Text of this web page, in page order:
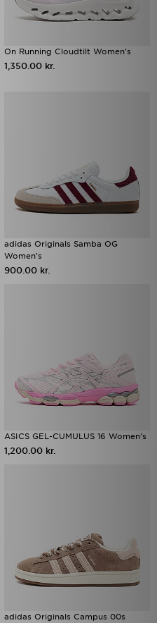
On Running Cloudtilt Women's
1,350.00 kr.
adidas Originals Samba OG
Women's
900.00 kr.
ASICS GEL-CUMULUS 16 Women's
1,200.00 kr.
adidas Originals Campus 00s